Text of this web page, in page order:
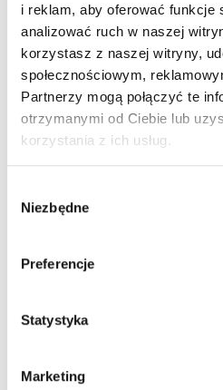
i reklam, aby oferować funkcje
analizować ruch w naszej
korzystasz z naszej witryny,
społecznościowym,
Partnerzy mogą połączyć te
otrzymanymi od Ciebie lub
korzystania z ich usług.
zgody
Niezbędne
Preferencje
Statystyka
Marketing
Jak wybrać
aluminiowe
Pierwszym krokiem w tym
określenie potrzeb i wymagań
spełniać konstrukcja. W naszej
które zostały zaprojektowane z
z których są wykonane, aby
Równie istotnym aspektem jest